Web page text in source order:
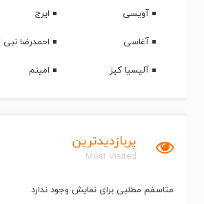
آویسی
ایرج
آغاسی
احمدرضا نبی
آلیسیا کیز
امینم
پربازدیدترین
Most Visited
متاسفم مطلبی برای نمایش وجود ندارد